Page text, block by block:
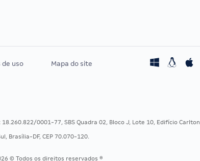
Residência Multiprofissional
de uso Mapa do site
18.260.822/0001-77, SBS Quadra 02, Bloco J, Lote 10, Edifício Carlton
Brasília-DF, CEP 70.070-120.
© Todos os direitos reservados ®